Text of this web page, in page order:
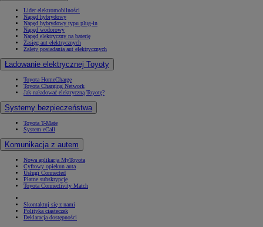
Lider elektromobilności
Napęd hybrydowy
Napęd hybrydowy typu plug-in
Napęd wodorowy
Napęd elektryczny na baterię
Zasięg aut elektrycznych
Zalety posiadania aut elektrycznych
Ładowanie elektrycznej Toyoty
Toyota HomeCharge
Toyota Charging Network
Jak naładować elektryczną Toyotę?
Systemy bezpieczeństwa
Toyota T-Mate
System eCall
Komunikacja z autem
Nowa aplikacja MyToyota
Cyfrowy opiekun auta
Usługi Connected
Płatne subskrypcje
Toyota Connectivity Match
Skontaktuj się z nami
Polityka ciasteczek
Deklaracja dostępności